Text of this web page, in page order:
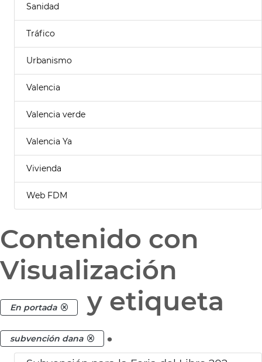
Sanidad
Tráfico
Urbanismo
Valencia
Valencia verde
Valencia Ya
Vivienda
Web FDM
Contenido con
Visualización
En portada y etiqueta
subvención dana .